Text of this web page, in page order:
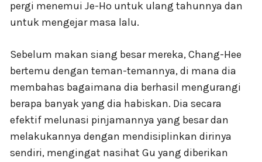
pergi menemui Je-Ho untuk ulang tahunnya dan
untuk mengejar masa lalu.
Sebelum makan siang besar mereka, Chang-Hee
bertemu dengan teman-temannya, di mana dia
membahas bagaimana dia berhasil mengurangi
berapa banyak yang dia habiskan. Dia secara
efektif melunasi pinjamannya yang besar dan
melakukannya dengan mendisiplinkan dirinya
sendiri, mengingat nasihat Gu yang diberikan